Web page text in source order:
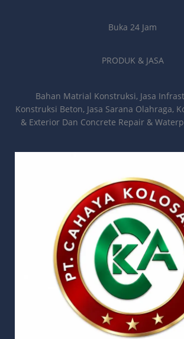
Buka 24 Jam
PRODUK & JASA
Bahan Matrial Konstruksi, Jasa
Konstruksi Beton, Jasa Sarana Olahraga,
& Exterior Dan Concrete Repair &